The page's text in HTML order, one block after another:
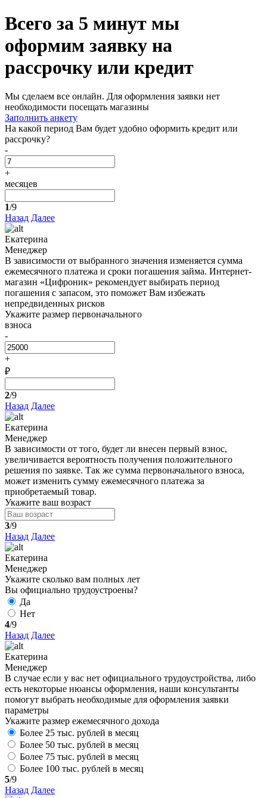
Всего за 5 минут мы
оформим заявку на
рассрочку или кредит
Мы сделаем все онлайн. Для оформления заявки нет
необходимости посещать магазины
Заполнить анкету
На какой период Вам будет удобно оформить кредит или
рассрочку?
-
+
месяцев
1/9
Назад Далее
Екатерина
Менеджер
В зависимости от выбранного значения изменяется сумма
ежемесячного платежа и сроки погашения займа. Интернет-
магазин «Цифроник» рекомендует выбирать период
погашения с запасом, это поможет Вам избежать
непредвиденных рисков
Укажите размер первоначального
взноса
-
+
₽
2/9
Назад Далее
Екатерина
Менеджер
В зависимости от того, будет ли внесен первый взнос,
увеличивается вероятность получения положительного
решения по заявке. Так же сумма первоначального взноса,
может изменить сумму ежемесячного платежа за
приобретаемый товар.
Укажите ваш возраст
3/9
Назад Далее
Екатерина
Менеджер
Укажите сколько вам полных лет
Вы официально трудоустроены?
Да
Нет
4/9
Назад Далее
Екатерина
Менеджер
В случае если у вас нет официального трудоустройства, либо
есть некоторые нюансы оформления, наши консультанты
помогут выбрать необходимые для оформления заявки
параметры
Укажите размер ежемесячного дохода
Более 25 тыс. рублей в месяц
Более 50 тыс. рублей в месяц
Более 75 тыс. рублей в месяц
Более 100 тыс. рублей в месяц
5/9
Назад Далее